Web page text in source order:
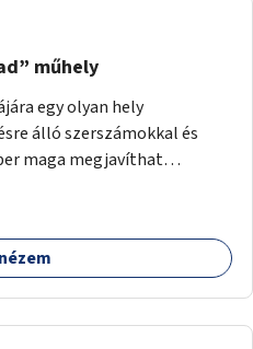
műhely
egy olyan hely
álló szerszámokkal és
maga megjavíthat